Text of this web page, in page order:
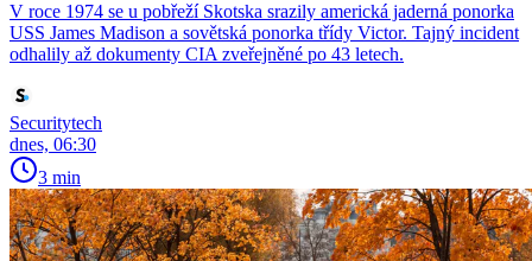
V roce 1974 se u pobřeží Skotska srazily americká jaderná ponorka
USS James Madison a sovětská ponorka třídy Victor. Tajný incident
odhalily až dokumenty CIA zveřejněné po 43 letech.
Securitytech
dnes, 06:30
3 min